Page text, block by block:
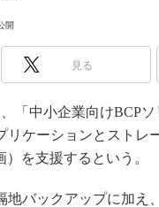
開
見る
「中小企業向けBCP
リケーションとストレ
を支援するという。
バックアップに加え